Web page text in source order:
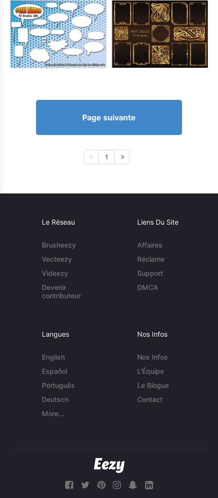
Page suivante
1
Le Réseau
Brusheezy
Vecteezy
Videezy
Devenir
contributeur
Liens Du Site
Affaires
Réclame
Support
DMCA
Langues
English
Español
Português
Deutsch
More...
Nos Infos
Nos Infos
L'Équipe
Le Blogue
Contact